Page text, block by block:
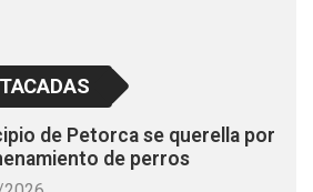
de Petorca se querella por
de perros